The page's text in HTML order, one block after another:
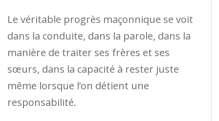
Le véritable progrès maçonnique se voit
dans la conduite, dans la parole, dans la
manière de traiter ses frères et ses
sœurs, dans la capacité à rester juste
même lorsque l’on détient une
responsabilité.